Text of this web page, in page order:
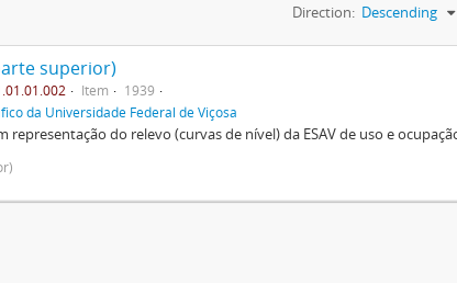
Direction: Descending
superior)
Item
1939
da Universidade Federal de Viçosa
representação do relevo (curvas de nível) da ESAV de uso e